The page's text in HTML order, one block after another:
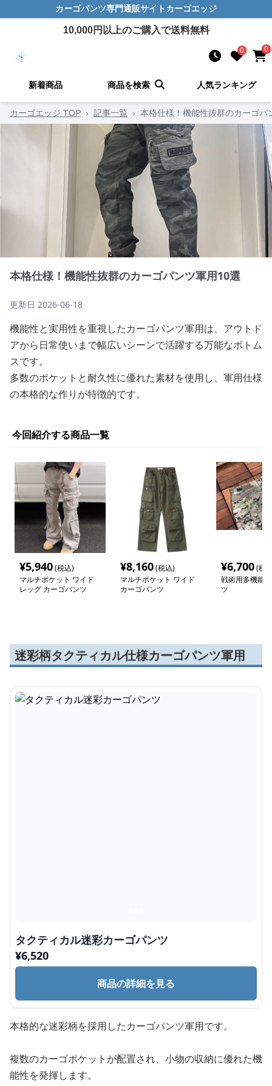
カーゴパンツ専門通販サイト カーゴエッジ
10,000円以上のご購入で送料無料
0 0
新着商品 商品を検索 人気ランキング
カーゴエッジ TOP › 記事一覧 › 本格仕様！機能性抜群のカーゴパ
本格仕様！機能性抜群のカーゴパンツ軍用10選
更新日 2026-06-18
機能性と実用性を重視したカーゴパンツ軍用は、アウトド
アから日常使いまで幅広いシーンで活躍する万能なボトム
スです。
多数のポケットと耐久性に優れた素材を使用し、軍用仕様
の本格的な作りが特徴的です。
今回紹介する商品一覧
¥5,940(税込)
マルチポケット ワイド
レッグ カーゴパンツ
¥8,160(税込)
マルチポケット ワイド
カーゴパンツ
¥6,700(税
戦術用多機能
ツ
迷彩柄タクティカル仕様カーゴパンツ軍用
タクティカル迷彩カーゴパンツ
¥6,520
商品の詳細を見る
本格的な迷彩柄を採用したカーゴパンツ軍用です。
複数のカーゴポケットが配置され、小物の収納に優れた機
能性を発揮します。